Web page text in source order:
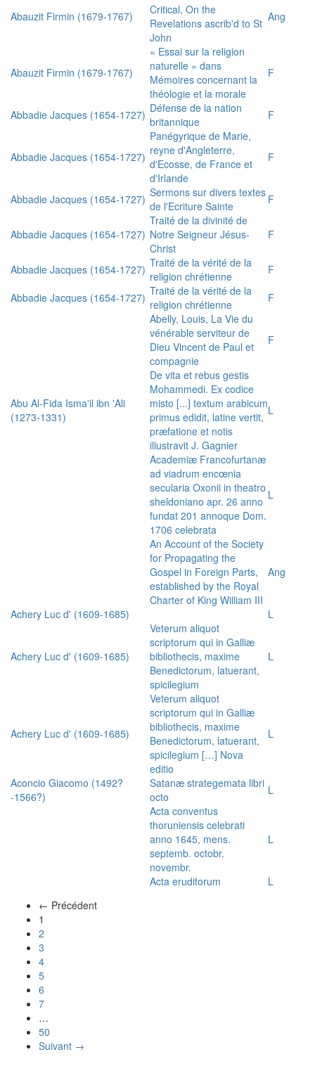
Abauzit Firmin (1679-1767)
Critical, On the
Revelations ascrib'd to St
John
Ang
Abauzit Firmin (1679-1767)
« Essai sur la religion
naturelle » dans
Mémoires concernant la
théologie et la morale
F
Abbadie Jacques (1654-1727) Défense de la nation
britannique
F
Abbadie Jacques (1654-1727)
Panégyrique de Marie,
reyne d'Angleterre,
d'Ecosse, de France et
d'Irlande
F
Abbadie Jacques (1654-1727) Sermons sur divers textes
de l'Ecriture Sainte
F
Abbadie Jacques (1654-1727)
Traité de la divinité de
Notre Seigneur Jésus-
Christ
F
Abbadie Jacques (1654-1727) Traité de la vérité de la
religion chrétienne
F
Abbadie Jacques (1654-1727) Traité de la vérité de la
religion chrétienne
F
Abelly, Louis, La Vie du
vénérable serviteur de
Dieu Vincent de Paul et
compagnie
F
Abu Al-Fida Isma'il ibn 'Ali
(1273-1331)
De vita et rebus gestis
Mohammedi. Ex codice
misto [...] textum arabicum
primus edidit, latine vertit,
præfatione et notis
illustravit J. Gagnier
L
Academiæ Francofurtanæ
ad viadrum encœnia
secularia Oxonii in theatro
sheldoniano apr. 26 anno
fundat 201 annoque Dom.
1706 celebrata
L
An Account of the Society
for Propagating the
Gospel in Foreign Parts,
established by the Royal
Charter of King William III
Ang
Achery Luc d' (1609-1685) L
Achery Luc d' (1609-1685)
Veterum aliquot
scriptorum qui in Galliæ
bibliothecis, maxime
Benedictorum, latuerant,
spicilegium
L
Achery Luc d' (1609-1685)
Veterum aliquot
scriptorum qui in Galliæ
bibliothecis, maxime
Benedictorum, latuerant,
spicilegium […] Nova
editio
L
Aconcio Giacomo (1492?
-1566?)
Satanæ strategemata libri
octo
L
Acta conventus
thoruniensis celebrati
anno 1645, mens.
septemb. octobr.
novembr.
L
Acta eruditorum
L
← Précédent
1
2
3
4
5
6
7
…
50
Suivant →